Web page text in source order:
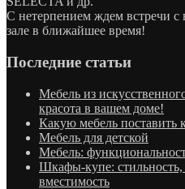
С нетерпением ждем встречи
зале в ближайшее время!
Последние статьи
Мебель из
красота в вашем доме!
Какую мебель поставить
Мебель для детской
Мебель:
Шкафы-купе: стильность,
вместимость